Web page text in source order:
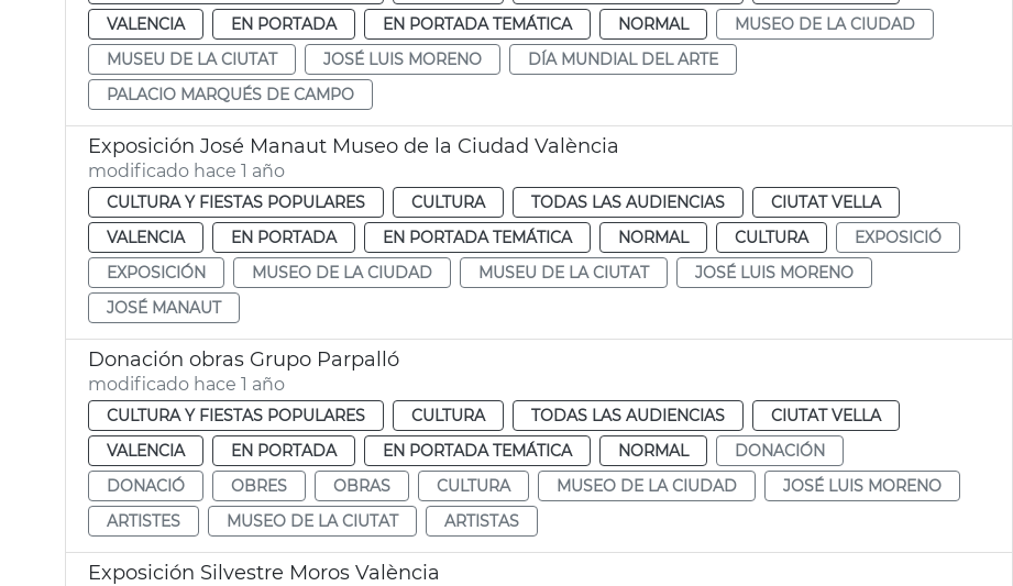
VALENCIA
EN PORTADA EN PORTADA TEMÁTICA NORMAL
MUSEO DE LA CIUDAD
MUSEU DE LA CIUTAT
JOSÉ LUIS MORENO
DÍA MUNDIAL DEL ARTE
PALACIO MARQUÉS DE CAMPO
Exposición José Manaut Museo de la Ciudad València
modificado hace 1 año
CULTURA Y FIESTAS POPULARES CULTURA TODAS LAS AUDIENCIAS
CIUTAT VELLA
VALENCIA
EN PORTADA EN PORTADA TEMÁTICA NORMAL CULTURA
EXPOSICIÓ
EXPOSICIÓN
MUSEO DE LA CIUDAD MUSEU DE LA CIUTAT
JOSÉ LUIS MORENO
JOSÉ MANAUT
Donación obras Grupo Parpalló
modificado hace 1 año
CULTURA Y FIESTAS POPULARES CULTURA TODAS LAS AUDIENCIAS
CIUTAT VELLA
VALENCIA
EN PORTADA EN PORTADA TEMÁTICA NORMAL
DONACIÓN
DONACIÓ
OBRES OBRAS CULTURA MUSEO DE LA CIUDAD
JOSÉ LUIS MORENO
ARTISTES
MUSEO DE LA CIUTAT ARTISTAS
Exposición Silvestre Moros València